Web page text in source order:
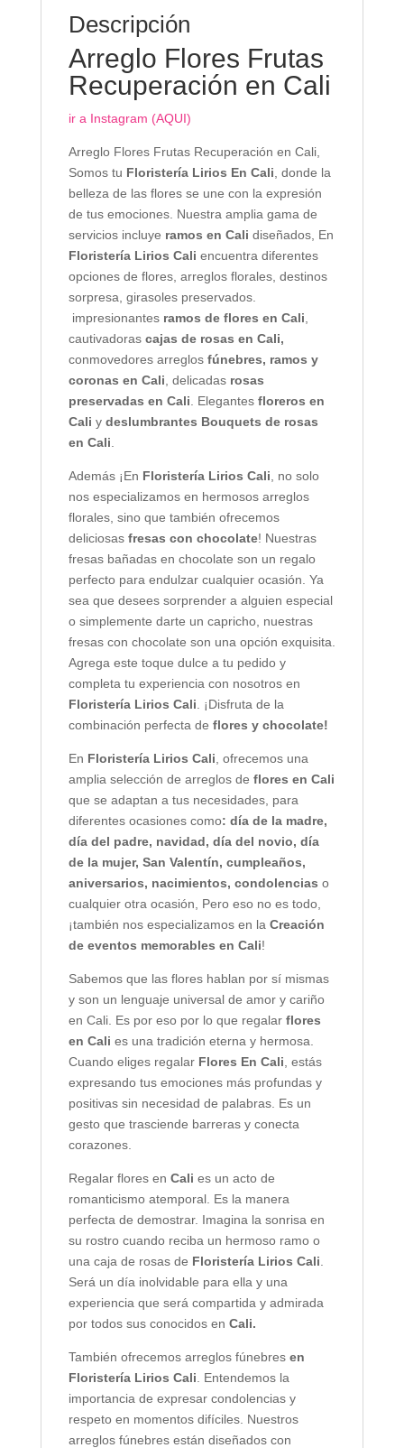
Descripción
Arreglo Flores Frutas
Recuperación en Cali
ir a Instagram (AQUI)
Arreglo Flores Frutas Recuperación en Cali,
Somos tu Floristería Lirios En Cali, donde la
belleza de las flores se une con la expresión
de tus emociones. Nuestra amplia gama de
servicios incluye ramos en Cali diseñados, En
Floristería Lirios Cali encuentra diferentes
opciones de flores, arreglos florales, destinos
sorpresa, girasoles preservados.
impresionantes ramos de flores en Cali,
cautivadoras cajas de rosas en Cali,
conmovedores arreglos fúnebres, ramos y
coronas en Cali, delicadas rosas
preservadas en Cali. Elegantes floreros en
Cali y deslumbrantes Bouquets de rosas
en Cali.
Además ¡En Floristería Lirios Cali, no solo
nos especializamos en hermosos arreglos
florales, sino que también ofrecemos
deliciosas fresas con chocolate! Nuestras
fresas bañadas en chocolate son un regalo
perfecto para endulzar cualquier ocasión. Ya
sea que desees sorprender a alguien especial
o simplemente darte un capricho, nuestras
fresas con chocolate son una opción exquisita.
Agrega este toque dulce a tu pedido y
completa tu experiencia con nosotros en
Floristería Lirios Cali. ¡Disfruta de la
combinación perfecta de flores y chocolate!
En Floristería Lirios Cali, ofrecemos una
amplia selección de arreglos de flores en Cali
que se adaptan a tus necesidades, para
diferentes ocasiones como: día de la madre,
día del padre, navidad, día del novio, día
de la mujer, San Valentín, cumpleaños,
aniversarios, nacimientos, condolencias o
cualquier otra ocasión, Pero eso no es todo,
¡también nos especializamos en la Creación
de eventos memorables en Cali!
Sabemos que las flores hablan por sí mismas
y son un lenguaje universal de amor y cariño
en Cali. Es por eso por lo que regalar flores
en Cali es una tradición eterna y hermosa.
Cuando eliges regalar Flores En Cali, estás
expresando tus emociones más profundas y
positivas sin necesidad de palabras. Es un
gesto que trasciende barreras y conecta
corazones.
Regalar flores en Cali es un acto de
romanticismo atemporal. Es la manera
perfecta de demostrar. Imagina la sonrisa en
su rostro cuando reciba un hermoso ramo o
una caja de rosas de Floristería Lirios Cali.
Será un día inolvidable para ella y una
experiencia que será compartida y admirada
por todos sus conocidos en Cali.
También ofrecemos arreglos fúnebres en
Floristería Lirios Cali. Entendemos la
importancia de expresar condolencias y
respeto en momentos difíciles. Nuestros
arreglos fúnebres están diseñados con